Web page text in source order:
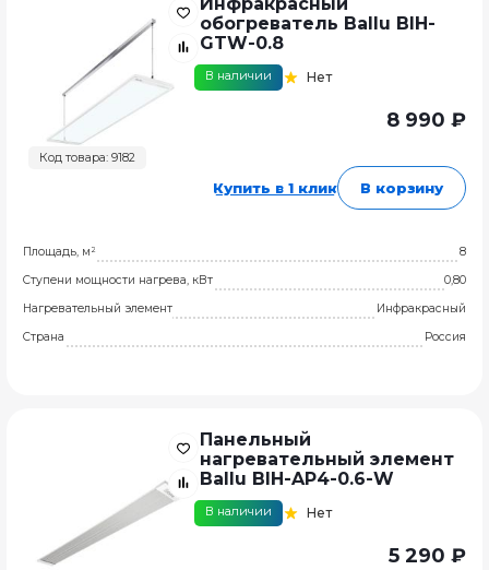
Код товара: 9182
обогреватель Ballu BIH-
GTW-0.8
В наличии Нет
8 990 ₽
Купить в 1 клик В корзину
Площадь, м²
8
Ступени мощности нагрева, кВт
0,80
Нагревательный элемент
Инфракрасный
Страна
Россия
Панельный
нагревательный элемент
Ballu BIH-AP4-0.6-W
В наличии Нет
5 290 ₽